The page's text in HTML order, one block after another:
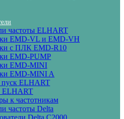
частоты ELHART
EMD-VL и EMD-VH
с ПЛК EMD-R10
EMD-PUMP
EMD‑MINI
EMD‑MINI A
ELHART
ELHART
к частотникам
частоты Delta
Delta C2000